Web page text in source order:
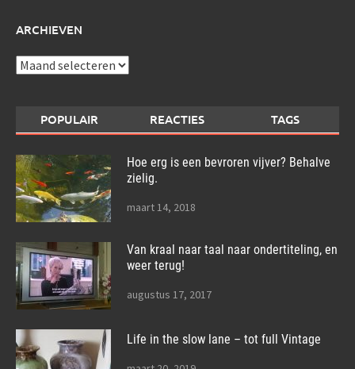
ARCHIEVEN
Archieven
POPULAIR REACTIES TAGS
Hoe erg is een bevroren vijver? Behalve
zielig.
maart 14, 2018
Van kraal naar taal naar ondertiteling, en
weer terug!
augustus 17, 2017
Life in the slow lane – tot full Vintage